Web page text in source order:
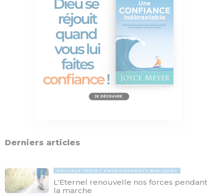
Derniers articles
MESSAGE TEXTE ENSEIGNEMENTS BIBLIQUES
L'Eternel renouvelle nos forces pendant
la marche